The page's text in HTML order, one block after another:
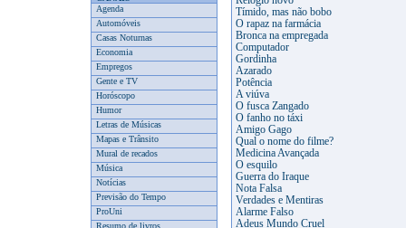
Agenda
Automóveis
Casas Noturnas
Economia
Empregos
Gente e TV
Horóscopo
Humor
Letras de Músicas
Mapas e Trânsito
Mural de recados
Música
Notícias
Previsão do Tempo
ProUni
Resumo de livros
Tímido, mas não bobo
O rapaz na farmácia
Bronca na empregada
Computador
Gordinha
Azarado
Potência
A viúva
O fusca Zangado
O fanho no táxi
Amigo Gago
Qual o nome do filme?
Medicina Avançada
O esquilo
Guerra do Iraque
Nota Falsa
Verdades e Mentiras
Alarme Falso
Adeus Mundo Cruel